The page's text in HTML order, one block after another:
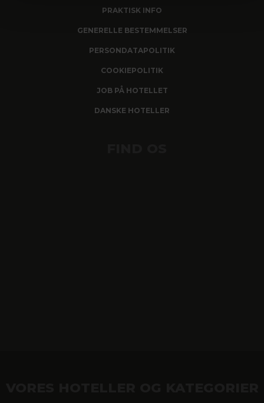
PRAKTISK INFO
GENERELLE BESTEMMELSER
PERSONDATAPOLITIK
COOKIEPOLITIK
JOB PÅ HOTELLET
DANSKE HOTELLER